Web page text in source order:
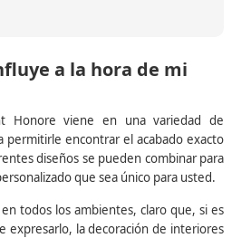
a la hora de mi
Honore viene en una variedad de
permitirle encontrar el acabado exacto
diseños se pueden combinar para
que sea único para usted.
todos los ambientes, claro que, si es
expresarlo, la decoración de interiores